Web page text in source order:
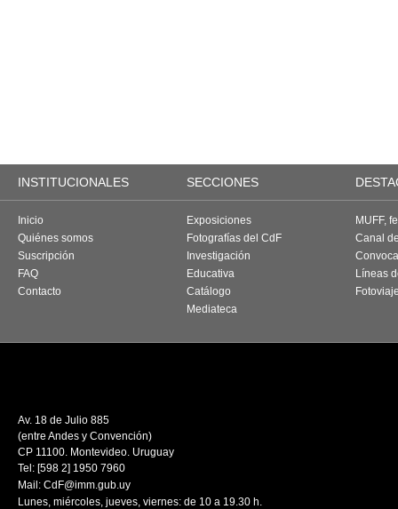
INSTITUCIONALES SECCIONES
Inicio
Quiénes somos
Suscripción
FAQ
Contacto
Exposiciones
Fotografías del CdF
Investigación
Educativa
Catálogo
Mediateca
MUFF,
Canal
Líneas
Av. 18 de Julio 885
(entre Andes y Convención)
CP 11100. Montevideo. Uruguay
Tel: [598 2] 1950 7960
Mail: CdF@imm.gub.uy
Lunes, miércoles, jueves, viernes: de 10 a 19.30 h.